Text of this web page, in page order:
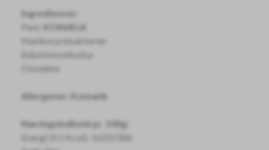
Ingredienser:
Past. KOMÆLK
Mælkesyrebakterier
Blåskimmelkultur
Osteløbe
Allergener: Komælk
Næringsindhold pr. 100g:
Energi (KJ/kcal): 1620/386